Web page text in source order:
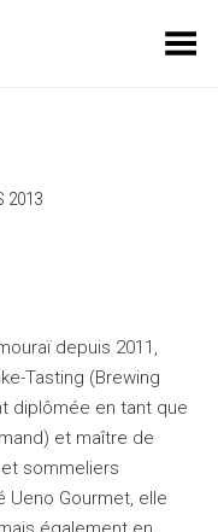
Toggle Menu
2013
depuis 2011,
Tasting (Brewing
diplômée en tant que
et maître de
sommeliers
Ueno Gourmet, elle